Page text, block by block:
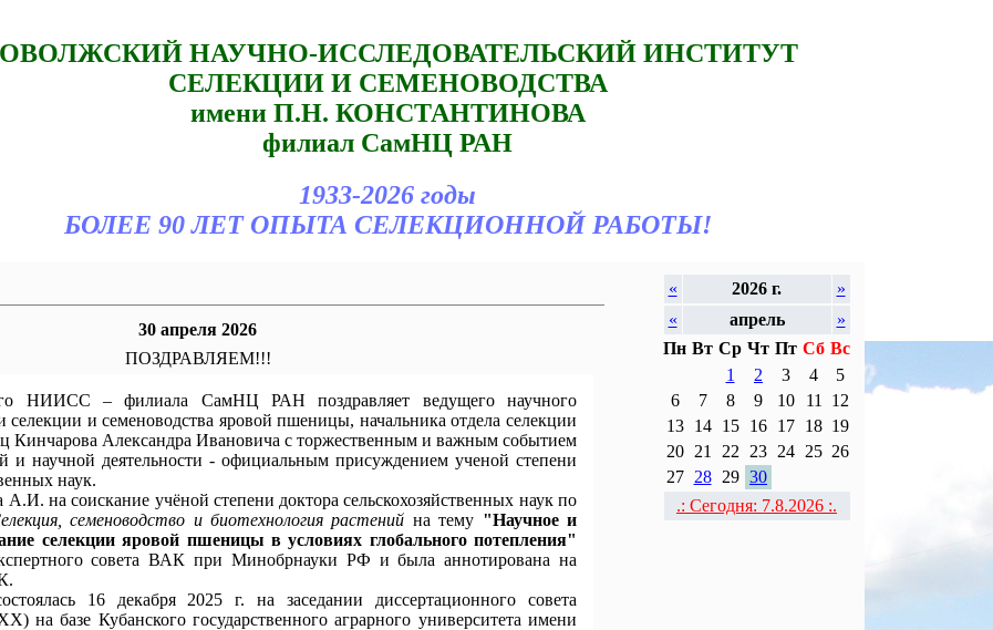
НАУЧНО-ИССЛЕДОВАТЕЛЬСКИЙ ИНСТИТУТ
СЕЛЕКЦИИ И СЕМЕНОВОДСТВА
имени П.Н. КОНСТАНТИНОВА
филиал СамНЦ РАН
1933-2026 годы
БОЛЕЕ 90 ЛЕТ ОПЫТА СЕЛЕКЦИОННОЙ РАБОТЫ!
« 2026 г.
»
«
апрель
»
Пн Вт Ср Чт Пт Сб Вс
1
2 3 4
5
6
7 8 9 10 11
12
13
14 15 16 17 18 19
20
21 22 23 24 25 26
27
28 29 30
.: Сегодня: 7.8.2026 :.
30 апреля 2026
ПОЗДРАВЛЯЕМ!!!
НИИСС – филиала СамНЦ РАН поздравляет ведущего научного
селекции и семеноводства яровой пшеницы, начальника отдела селекции
Кинчарова Александра Ивановича с торжественным и важным событием
и научной деятельности - официальным присуждением ученой степени
наук.
на соискание учёной степени доктора сельскохозяйственных наук по
семеноводство и биотехнология растений на тему "Научное и
селекции яровой пшеницы в условиях глобального потепления"
совета ВАК при Минобрнауки РФ и была аннотирована на
16 декабря 2025 г. на заседании диссертационного совета
на базе Кубанского государственного аграрного университета имени